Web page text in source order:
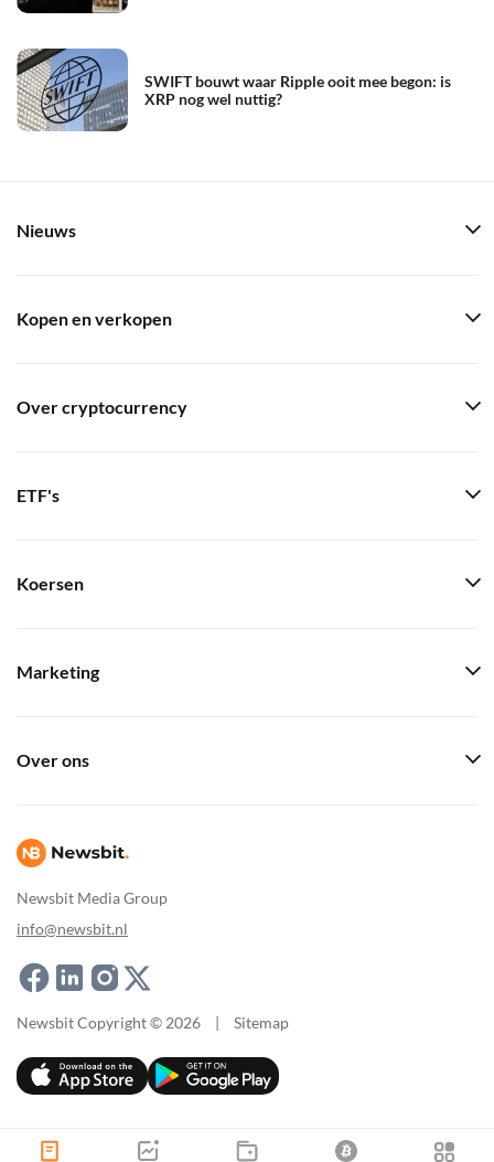
SWIFT bouwt waar Ripple ooit mee begon: is
XRP nog wel nuttig?
Newsbit Media Group
info@newsbit.nl
Nieuws
Kopen en verkopen
Over cryptocurrency
ETF's
Koersen
Marketing
Over ons
Newsbit Copyright © 2026 | Sitemap